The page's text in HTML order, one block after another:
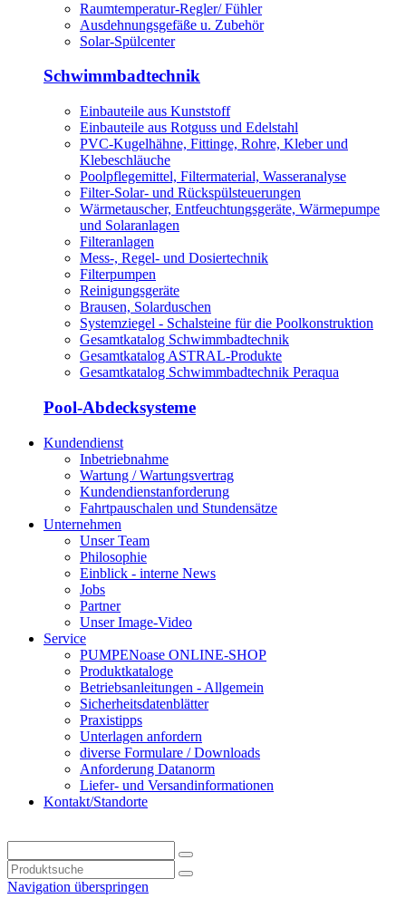
Raumtemperatur-Regler/ Fühler
Ausdehnungsgefäße u. Zubehör
Solar-Spülcenter
Schwimmbadtechnik
Einbauteile aus Kunststoff
Einbauteile aus Rotguss und Edelstahl
PVC-Kugelhähne, Fittinge, Rohre, Kleber und
Klebeschläuche
Poolpflegemittel, Filtermaterial, Wasseranalyse
Filter-Solar- und Rückspülsteuerungen
Wärmetauscher, Entfeuchtungsgeräte, Wärmepumpe
und Solaranlagen
Filteranlagen
Mess-, Regel- und Dosiertechnik
Filterpumpen
Reinigungsgeräte
Brausen, Solarduschen
Systemziegel - Schalsteine für die Poolkonstruktion
Gesamtkatalog Schwimmbadtechnik
Gesamtkatalog ASTRAL-Produkte
Gesamtkatalog Schwimmbadtechnik Peraqua
Pool-Abdecksysteme
Kundendienst
Inbetriebnahme
Wartung / Wartungsvertrag
Kundendienstanforderung
Fahrtpauschalen und Stundensätze
Unternehmen
Unser Team
Philosophie
Einblick - interne News
Jobs
Partner
Unser Image-Video
Service
PUMPENoase ONLINE-SHOP
Produktkataloge
Betriebsanleitungen - Allgemein
Sicherheitsdatenblätter
Praxistipps
Unterlagen anfordern
diverse Formulare / Downloads
Anforderung Datanorm
Liefer- und Versandinformationen
Kontakt/Standorte
Navigation überspringen